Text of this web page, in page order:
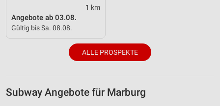
1 km
Angebote ab 03.08.
Gültig bis Sa. 08.08.
ALLE PROSPEKTE
Subway Angebote für Marburg